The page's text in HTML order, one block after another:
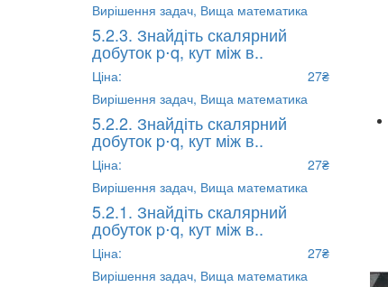
Вирішення задач, Вища математика
5.2.3. Знайдіть скалярний
добуток p⋅q, кут між в..
Ціна:
27₴
Вирішення задач, Вища математика
5.2.2. Знайдіть скалярний
добуток p⋅q, кут між в..
Ціна:
27₴
Вирішення задач, Вища математика
5.2.1. Знайдіть скалярний
добуток p⋅q, кут між в..
Ціна:
27₴
Вирішення задач, Вища математика